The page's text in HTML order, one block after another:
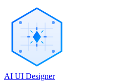
AI UI Designer